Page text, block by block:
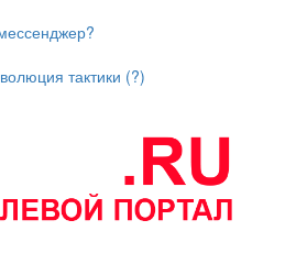
тактики (?)